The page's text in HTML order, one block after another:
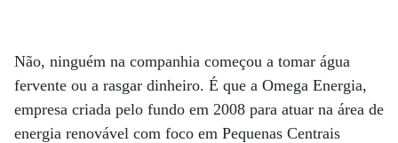
Não, ninguém na companhia começou a tomar água
fervente ou a rasgar dinheiro. É que a Omega Energia,
empresa criada pelo fundo em 2008 para atuar na área de
energia renovável com foco em Pequenas Centrais